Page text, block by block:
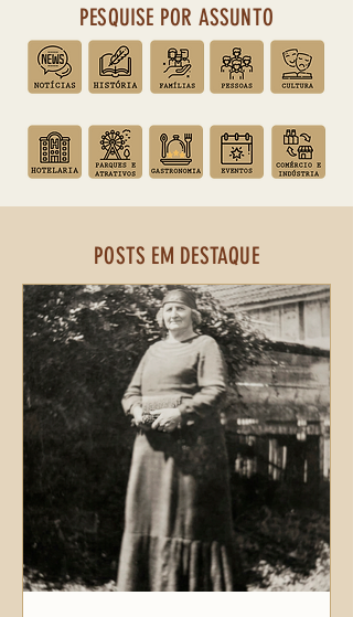
PESQUISE POR ASSUNTO
POSTS EM DESTAQUE